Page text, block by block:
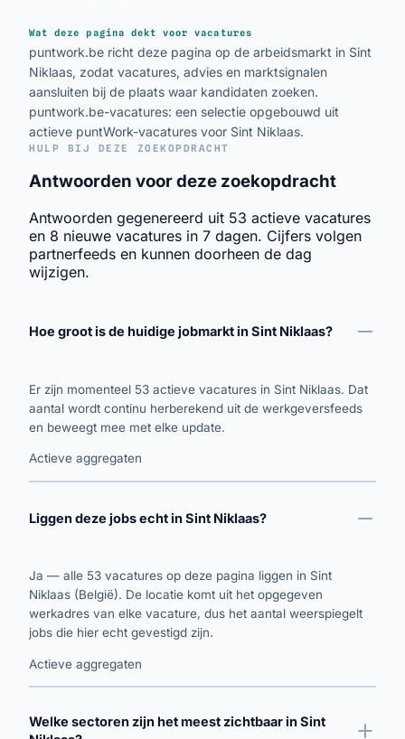
Wat deze pagina dekt voor vacatures
puntwork.be richt deze pagina op de arbeidsmarkt in Sint
Niklaas, zodat vacatures, advies en marktsignalen
aansluiten bij de plaats waar kandidaten zoeken.
puntwork.be-vacatures: een selectie opgebouwd uit
actieve puntWork-vacatures voor Sint Niklaas.
HULP BIJ DEZE ZOEKOPDRACHT
Antwoorden voor deze zoekopdracht
Antwoorden gegenereerd uit 53 actieve vacatures
en 8 nieuwe vacatures in 7 dagen. Cijfers volgen
partnerfeeds en kunnen doorheen de dag
wijzigen.
Hoe groot is de huidige jobmarkt in Sint Niklaas?
Er zijn momenteel 53 actieve vacatures in Sint Niklaas. Dat
aantal wordt continu herberekend uit de werkgeversfeeds
en beweegt mee met elke update.
Actieve aggregaten
Liggen deze jobs echt in Sint Niklaas?
Ja — alle 53 vacatures op deze pagina liggen in Sint
Niklaas (België). De locatie komt uit het opgegeven
werkadres van elke vacature, dus het aantal weerspiegelt
jobs die hier echt gevestigd zijn.
Actieve aggregaten
Welke sectoren zijn het meest zichtbaar in Sint